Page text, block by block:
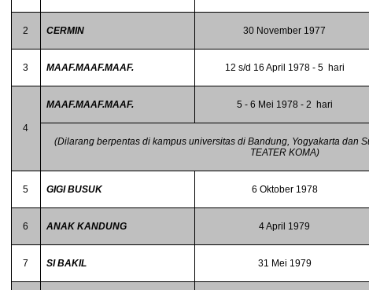
2 CERMIN 30 November 1977
3 MAAF.MAAF.MAAF. 12 s/d 16 April 1978 - 5 hari
4
MAAF.MAAF.MAAF. 5 - 6 Mei 1978 - 2 hari
(Dilarang berpentas di kampus universitas di Bandung, Yogyakarta dan
TEATER KOMA)
5 GIGI BUSUK 6 Oktober 1978
6 ANAK KANDUNG 4 April 1979
7 SI BAKIL 31 Mei 1979